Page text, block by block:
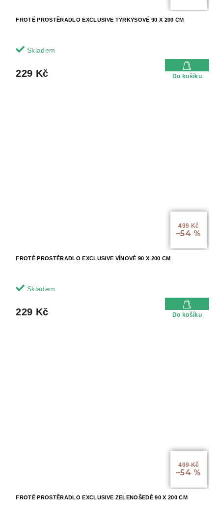
FROTÉ PROSTĚRADLO EXCLUSIVE TYRKYSOVÉ 90 X 200 CM
Skladem
229 Kč Do košíku
499 Kč
–54 %
FROTÉ PROSTĚRADLO EXCLUSIVE VÍNOVÉ 90 X 200 CM
Skladem
229 Kč Do košíku
499 Kč
–54 %
FROTÉ PROSTĚRADLO EXCLUSIVE ZELENOŠEDÉ 90 X 200 CM